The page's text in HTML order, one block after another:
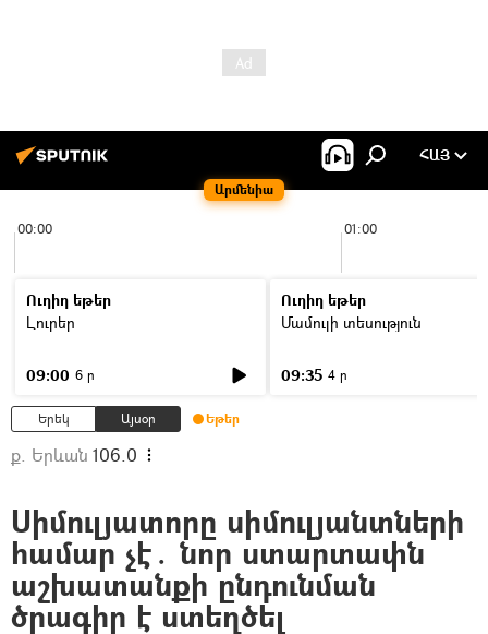
Արմենիա
ՀԱՅ
00:00 01:00
Ուղիղ եթեր
Լուրեր
09:00 6 ր
Ուղիղ եթեր
Մամուլի տեսություն
09:35 4 ր
Երեկ Այսօր Եթեր
ք. Երևան 106.0
Սիմուլյատորը սիմուլյանտների
համար չէ․ նոր ստարտափն
աշխատանքի ընդունման
ծրագիր է ստեղծել